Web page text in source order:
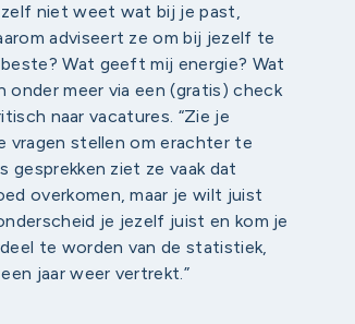
zelf niet weet wat bij je past,
adviseert ze om bij jezelf te
Wat geeft mij energie? Wat
onder meer via een (gratis) check
naar vacatures. “Zie je
vragen stellen om erachter te
gesprekken ziet ze vaak dat
overkomen, maar je wilt juist
je jezelf juist en kom je
te worden van de statistiek,
jaar weer vertrekt.”